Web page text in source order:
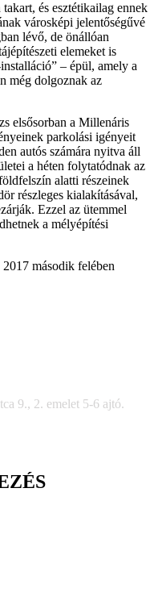
és esztétikailag ennek
városképi jelentőségűvé
lévő, de önállóan
elemeket is
– épül, amely a
még dolgoznak az
elsősorban a Millenáris
parkolási igényeit
autós számára nyitva áll
a héten folytatódnak az
alatti részeinek
részleges kialakításával,
Ezzel az ütemmel
a mélyépítési
második felében
9., 2. emelet 5-6 ajtó.